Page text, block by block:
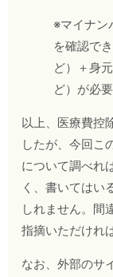
※マイナン
を確認で
ど）＋身
ど）が必要
以上、医療費控
したが、今回こ
について調べれ
く、書いてはい
しれません。間
指摘いただけれ
なお、外部のサ